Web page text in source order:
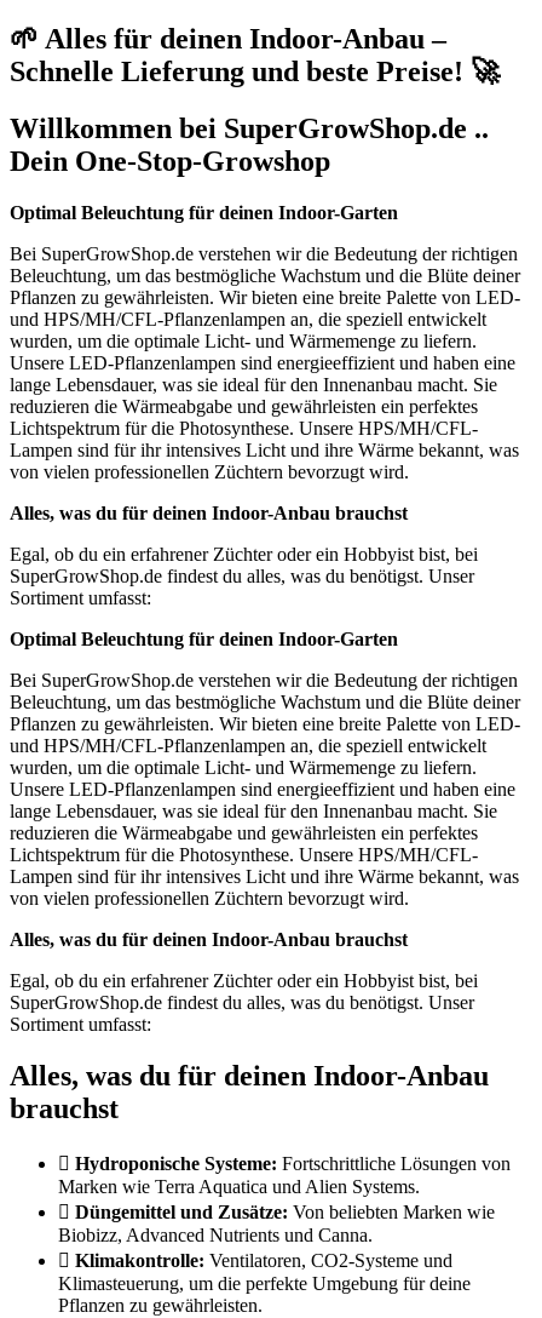
🌱 Alles für deinen Indoor-Anbau –
Schnelle Lieferung und beste Preise! 🚀
Willkommen bei SuperGrowShop.de ..
Dein One-Stop-Growshop
Optimal Beleuchtung für deinen Indoor-Garten
Bei SuperGrowShop.de verstehen wir die Bedeutung der richtigen
Beleuchtung, um das bestmögliche Wachstum und die Blüte deiner
Pflanzen zu gewährleisten. Wir bieten eine breite Palette von LED-
und HPS/MH/CFL-Pflanzenlampen an, die speziell entwickelt
wurden, um die optimale Licht- und Wärmemenge zu liefern.
Unsere LED-Pflanzenlampen sind energieeffizient und haben eine
lange Lebensdauer, was sie ideal für den Innenanbau macht. Sie
reduzieren die Wärmeabgabe und gewährleisten ein perfektes
Lichtspektrum für die Photosynthese. Unsere HPS/MH/CFL-
Lampen sind für ihr intensives Licht und ihre Wärme bekannt, was
von vielen professionellen Züchtern bevorzugt wird.
Alles, was du für deinen Indoor-Anbau brauchst
Egal, ob du ein erfahrener Züchter oder ein Hobbyist bist, bei
SuperGrowShop.de findest du alles, was du benötigst. Unser
Sortiment umfasst:
Optimal Beleuchtung für deinen Indoor-Garten
Bei SuperGrowShop.de verstehen wir die Bedeutung der richtigen
Beleuchtung, um das bestmögliche Wachstum und die Blüte deiner
Pflanzen zu gewährleisten. Wir bieten eine breite Palette von LED-
und HPS/MH/CFL-Pflanzenlampen an, die speziell entwickelt
wurden, um die optimale Licht- und Wärmemenge zu liefern.
Unsere LED-Pflanzenlampen sind energieeffizient und haben eine
lange Lebensdauer, was sie ideal für den Innenanbau macht. Sie
reduzieren die Wärmeabgabe und gewährleisten ein perfektes
Lichtspektrum für die Photosynthese. Unsere HPS/MH/CFL-
Lampen sind für ihr intensives Licht und ihre Wärme bekannt, was
von vielen professionellen Züchtern bevorzugt wird.
Alles, was du für deinen Indoor-Anbau brauchst
Egal, ob du ein erfahrener Züchter oder ein Hobbyist bist, bei
SuperGrowShop.de findest du alles, was du benötigst. Unser
Sortiment umfasst:
Alles, was du für deinen Indoor-Anbau
brauchst
Hydroponische Systeme: Fortschrittliche Lösungen von
Marken wie Terra Aquatica und Alien Systems.
Düngemittel und Zusätze: Von beliebten Marken wie
Biobizz, Advanced Nutrients und Canna.
Klimakontrolle: Ventilatoren, CO2-Systeme und
Klimasteuerung, um die perfekte Umgebung für deine
Pflanzen zu gewährleisten.